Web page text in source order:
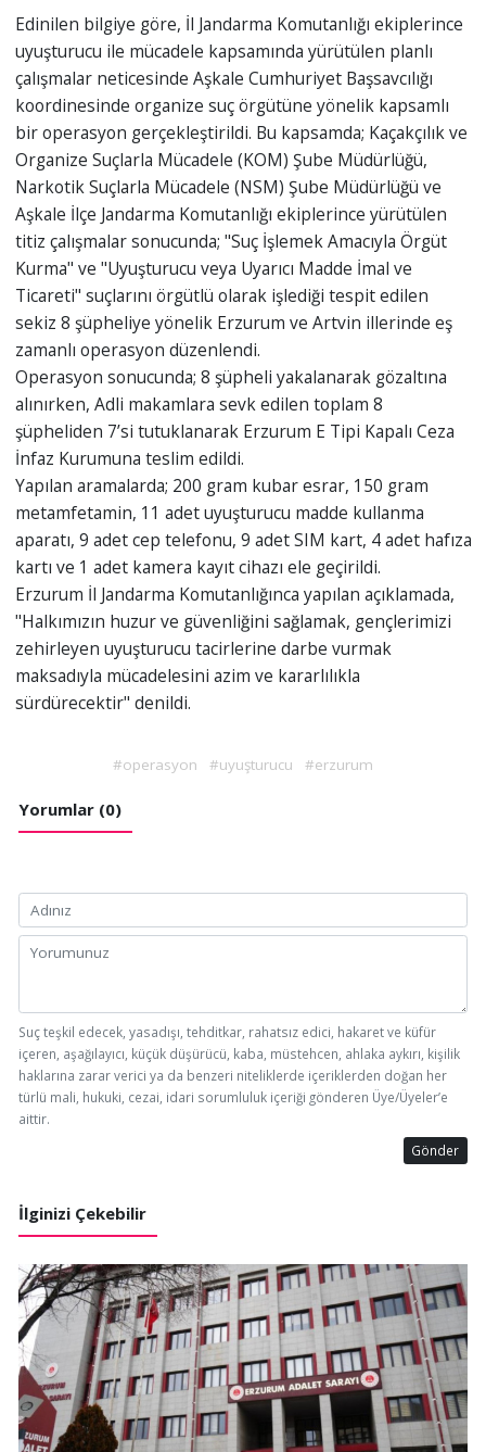
Edinilen bilgiye göre, İl Jandarma Komutanlığı ekiplerince
uyuşturucu ile mücadele kapsamında yürütülen planlı
çalışmalar neticesinde Aşkale Cumhuriyet Başsavcılığı
koordinesinde organize suç örgütüne yönelik kapsamlı
bir operasyon gerçekleştirildi. Bu kapsamda; Kaçakçılık ve
Organize Suçlarla Mücadele (KOM) Şube Müdürlüğü,
Narkotik Suçlarla Mücadele (NSM) Şube Müdürlüğü ve
Aşkale İlçe Jandarma Komutanlığı ekiplerince yürütülen
titiz çalışmalar sonucunda; "Suç İşlemek Amacıyla Örgüt
Kurma" ve "Uyuşturucu veya Uyarıcı Madde İmal ve
Ticareti" suçlarını örgütlü olarak işlediği tespit edilen
sekiz 8 şüpheliye yönelik Erzurum ve Artvin illerinde eş
zamanlı operasyon düzenlendi.
Operasyon sonucunda; 8 şüpheli yakalanarak gözaltına
alınırken, Adli makamlara sevk edilen toplam 8
şüpheliden 7’si tutuklanarak Erzurum E Tipi Kapalı Ceza
İnfaz Kurumuna teslim edildi.
Yapılan aramalarda; 200 gram kubar esrar, 150 gram
metamfetamin, 11 adet uyuşturucu madde kullanma
aparatı, 9 adet cep telefonu, 9 adet SIM kart, 4 adet hafıza
kartı ve 1 adet kamera kayıt cihazı ele geçirildi.
Erzurum İl Jandarma Komutanlığınca yapılan açıklamada,
"Halkımızın huzur ve güvenliğini sağlamak, gençlerimizi
zehirleyen uyuşturucu tacirlerine darbe vurmak
maksadıyla mücadelesini azim ve kararlılıkla
sürdürecektir" denildi.
#operasyon #uyuşturucu #erzurum
Yorumlar (0)
Suç teşkil edecek, yasadışı, tehditkar, rahatsız edici, hakaret ve küfür
içeren, aşağılayıcı, küçük düşürücü, kaba, müstehcen, ahlaka aykırı, kişilik
haklarına zarar verici ya da benzeri niteliklerde içeriklerden doğan her
türlü mali, hukuki, cezai, idari sorumluluk içeriği gönderen Üye/Üyeler’e
aittir.
Gönder
İlginizi Çekebilir